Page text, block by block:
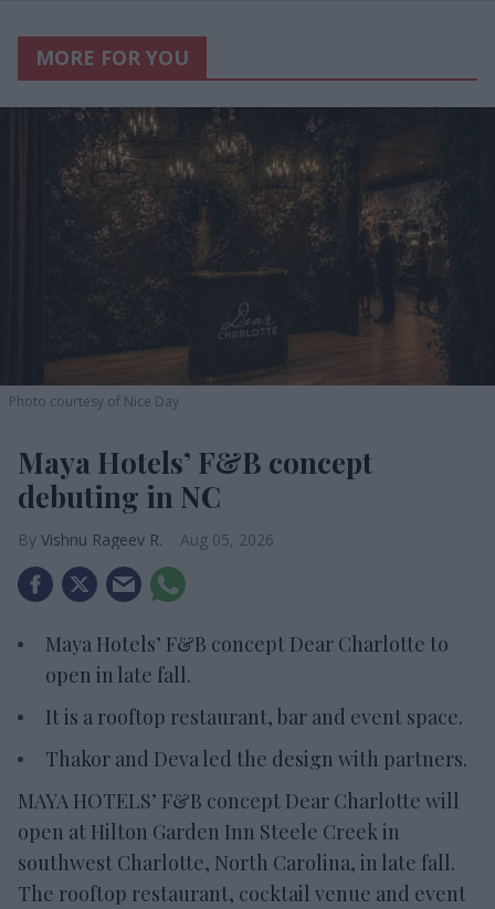
MORE FOR YOU
Photo courtesy of Nice Day
Maya Hotels’ F&B concept
debuting in NC
Vishnu Rageev R. Aug 05, 2026
Maya Hotels’ F&B concept Dear Charlotte to
open in late fall.
It is a rooftop restaurant, bar and event space.
Thakor and Deva led the design with partners.
MAYA HOTELS’ F&B concept Dear Charlotte will
open at Hilton Garden Inn Steele Creek in
southwest Charlotte, North Carolina, in late fall.
The rooftop restaurant, cocktail venue and event